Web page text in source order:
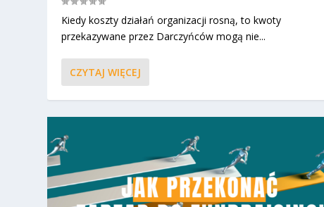
Kiedy koszty działań organizacji rosną, to kwoty
przekazywane przez Darczyńców mogą nie...
CZYTAJ WIĘCEJ